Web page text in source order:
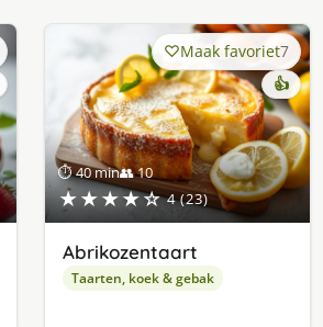
⏱ 40 min👥 10
★★★★☆ 4 (23)
Maak favoriet7
👍
Abrikozentaart
Taarten, koek & gebak